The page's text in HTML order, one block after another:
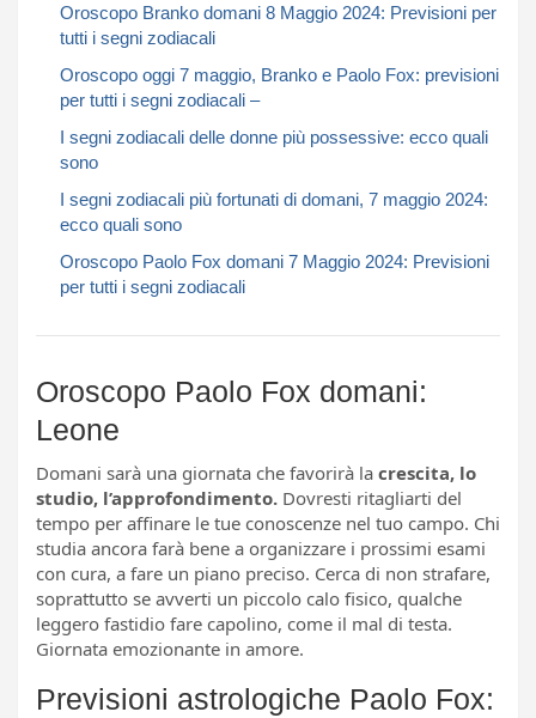
Oroscopo Branko domani 8 Maggio 2024: Previsioni per
tutti i segni zodiacali​​​​​
Oroscopo oggi 7 maggio, Branko e Paolo Fox: previsioni
per tutti i segni zodiacali –
I segni zodiacali delle donne più possessive: ecco quali
sono
I segni zodiacali più fortunati di domani, 7 maggio 2024:
ecco quali sono
Oroscopo Paolo Fox domani 7 Maggio 2024: Previsioni
per tutti i segni zodiacali​​​​​
Oroscopo Paolo Fox domani:
Leone
Domani sarà una giornata che favorirà la crescita, lo
studio, l’approfondimento. Dovresti ritagliarti del
tempo per affinare le tue conoscenze nel tuo campo. Chi
studia ancora farà bene a organizzare i prossimi esami
con cura, a fare un piano preciso. Cerca di non strafare,
soprattutto se avverti un piccolo calo fisico, qualche
leggero fastidio fare capolino, come il mal di testa.
Giornata emozionante in amore.
Previsioni astrologiche Paolo Fox: